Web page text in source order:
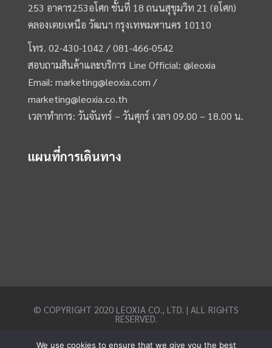
253 อาคาร253อโศก ชั้นที่ 18 ถนนสุขุมวิท 21 (อโศก)
คลองเตยเหนือ วัฒนา กรุงเทพมหานคร 10110
โทร.02-430-1042 /081-466-0542
สอบถามสินค้าและบริการ Line Official:@leoxia
Email:marketing@leoxia.com /
marketing@leoxia.co.th
เวลาทำการ: วันจันทร์ – วันศุกร์ เวลา 09.00 – 18.00 น.
แผนที่การเดินทาง
© COPYRIGHT 2020 LEOXIA CO., LTD. | ALL RIGHTS
RESERVED.
We use cookies to ensure that we give you the best